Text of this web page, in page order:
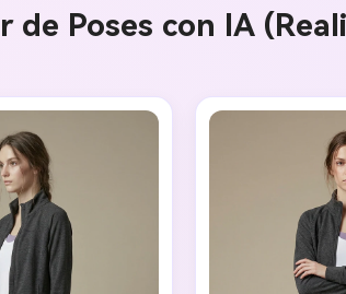
de Poses con IA